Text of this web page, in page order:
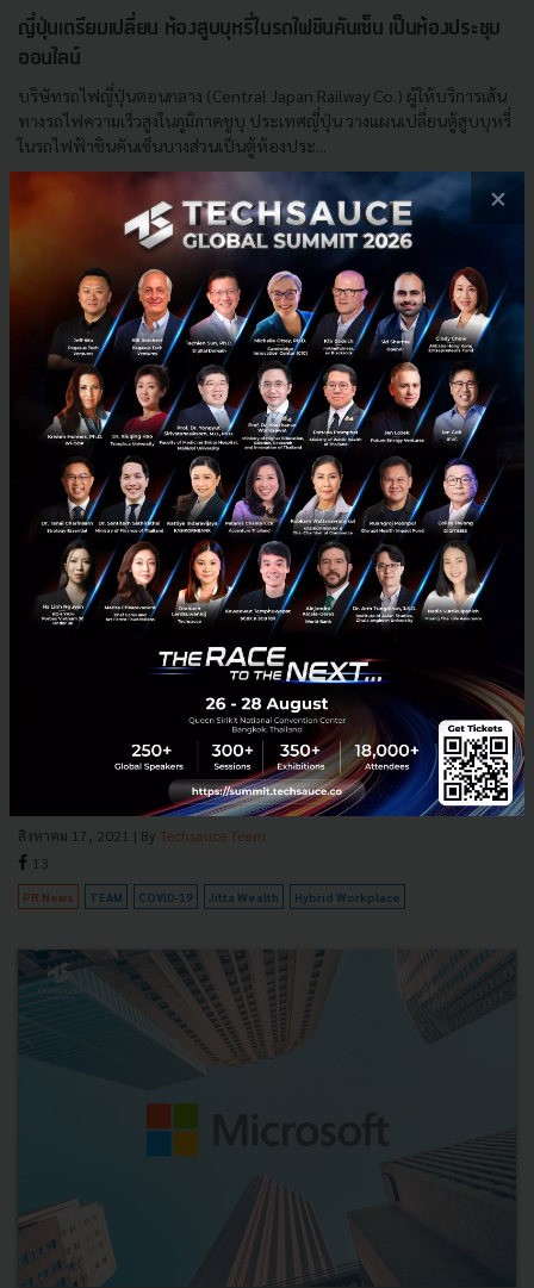
ญี่ปุ่นเตรียมเปลี่ยน ห้องสูบบุหรี่ในรถไฟชินคันเซ็น เป็นห้องประชุม
ออนไลน์
บริษัทรถไฟญี่ปุ่นตอนกลาง (Central Japan Railway Co.) ผู้ให้บริการเส้น
ทางรถไฟความเร็วสูงในภูมิภาคชูบุ ประเทศญี่ปุ่น วางแผนเปลี่ยนตู้สูบบุหรี่
ในรถไฟฟ้าชินคันเซ็นบางส่วนเป็นตู้ห้องประ...
| By
ชิงคันเซ็น shinkanzen virtual meeting
แนวคิด TEAM ของ Jitta Wealth มอบคุณค่าให้พนักงาน สู่
การนำองค์กรเติบโตกว่า 12 เท่าในช่วงโควิด
Jitta Wealth ชูแนวคิด “TEAM” ขับเคลื่อนสู่มิติใหม่ของการทำงาน มุ่ง
พัฒนาและปรับปรุงเพิ่มประสิทธิภาพอย่างต่อเนื่อง นำองค์กรโตขึ้นกว่า 12
เท่า y-o-y แม้จะเจอสถานการณ์การระบาดของ COVID...
สิงหาคม 17, 2021 | By Techsauce Team
13
PR News TEAM COVID-19 Jitta Wealth Hybrid Workplace
×